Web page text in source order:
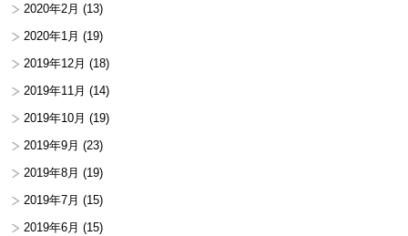
2020年2月 (13)
2020年1月 (19)
2019年12月 (18)
2019年11月 (14)
2019年10月 (19)
2019年9月 (23)
2019年8月 (19)
2019年7月 (15)
2019年6月 (15)